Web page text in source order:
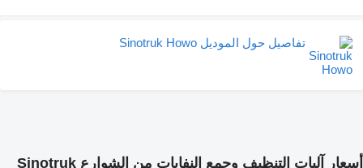
تفاصيل حول الموديل Sinotruk Howo
أسعار آليات التنظيف وجمع النفايات من الشوارع Sinotruk